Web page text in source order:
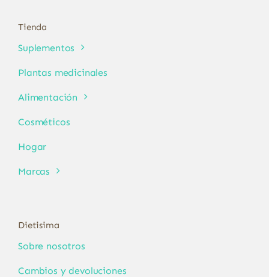
Tienda
Suplementos
Plantas medicinales
Alimentación
Cosméticos
Hogar
Marcas
Dietisima
Sobre nosotros
Cambios y devoluciones